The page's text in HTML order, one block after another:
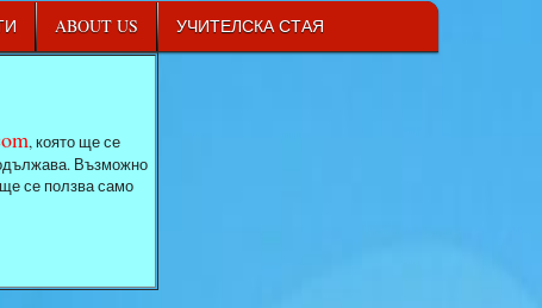
ABOUT US УЧИТЕЛСКА СТАЯ
, която ще се
Възможно
се ползва само